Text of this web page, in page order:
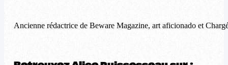
Ancienne rédactrice de Beware Magazine, art aficionado et